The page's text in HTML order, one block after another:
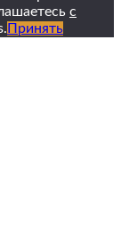
с
Принять